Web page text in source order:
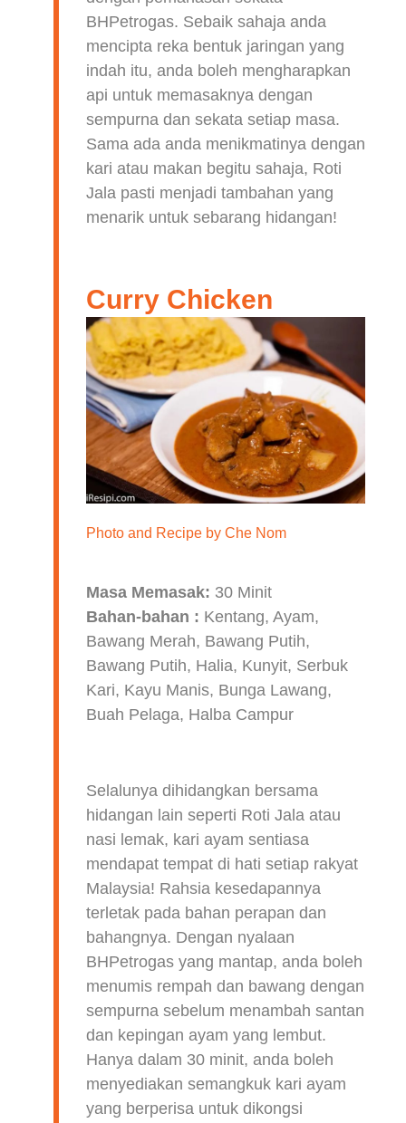
BHPetrogas. Sebaik sahaja anda
mencipta reka bentuk jaringan yang
indah itu, anda boleh mengharapkan
api untuk memasaknya dengan
sempurna dan sekata setiap masa.
Sama ada anda menikmatinya dengan
kari atau makan begitu sahaja, Roti
Jala pasti menjadi tambahan yang
menarik untuk sebarang hidangan!
Curry Chicken
Photo and Recipe by Che Nom
Masa Memasak: 30 Minit
Bahan-bahan : Kentang, Ayam,
Bawang Merah, Bawang Putih,
Bawang Putih, Halia, Kunyit, Serbuk
Kari, Kayu Manis, Bunga Lawang,
Buah Pelaga, Halba Campur
Selalunya dihidangkan bersama
hidangan lain seperti Roti Jala atau
nasi lemak, kari ayam sentiasa
mendapat tempat di hati setiap rakyat
Malaysia! Rahsia kesedapannya
terletak pada bahan perapan dan
bahangnya. Dengan nyalaan
BHPetrogas yang mantap, anda boleh
menumis rempah dan bawang dengan
sempurna sebelum menambah santan
dan kepingan ayam yang lembut.
Hanya dalam 30 minit, anda boleh
menyediakan semangkuk kari ayam
yang berperisa untuk dikongsi